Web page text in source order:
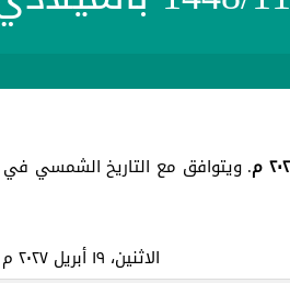
. ويتوافق مع التاريخ الشمسي في 30 الحمل 1405 ، جميع هذه التواريخ في يوم
الاثنين، ١٩ أبريل ٢٠٢٧ م